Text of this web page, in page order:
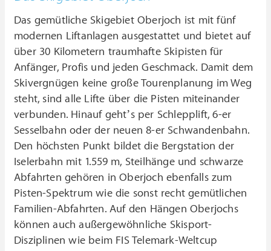
Das gemütliche Skigebiet Oberjoch ist mit fünf
modernen Liftanlagen ausgestattet und bietet auf
über 30 Kilometern traumhafte Skipisten für
Anfänger, Profis und jeden Geschmack. Damit dem
Skivergnügen keine große Tourenplanung im Weg
steht, sind alle Lifte über die Pisten miteinander
verbunden. Hinauf geht’s per Schlepplift, 6-er
Sesselbahn oder der neuen 8-er Schwandenbahn.
Den höchsten Punkt bildet die Bergstation der
Iselerbahn mit 1.559 m, Steilhänge und schwarze
Abfahrten gehören in Oberjoch ebenfalls zum
Pisten-Spektrum wie die sonst recht gemütlichen
Familien-Abfahrten. Auf den Hängen Oberjochs
können auch außergewöhnliche Skisport-
Disziplinen wie beim FIS Telemark-Weltcup